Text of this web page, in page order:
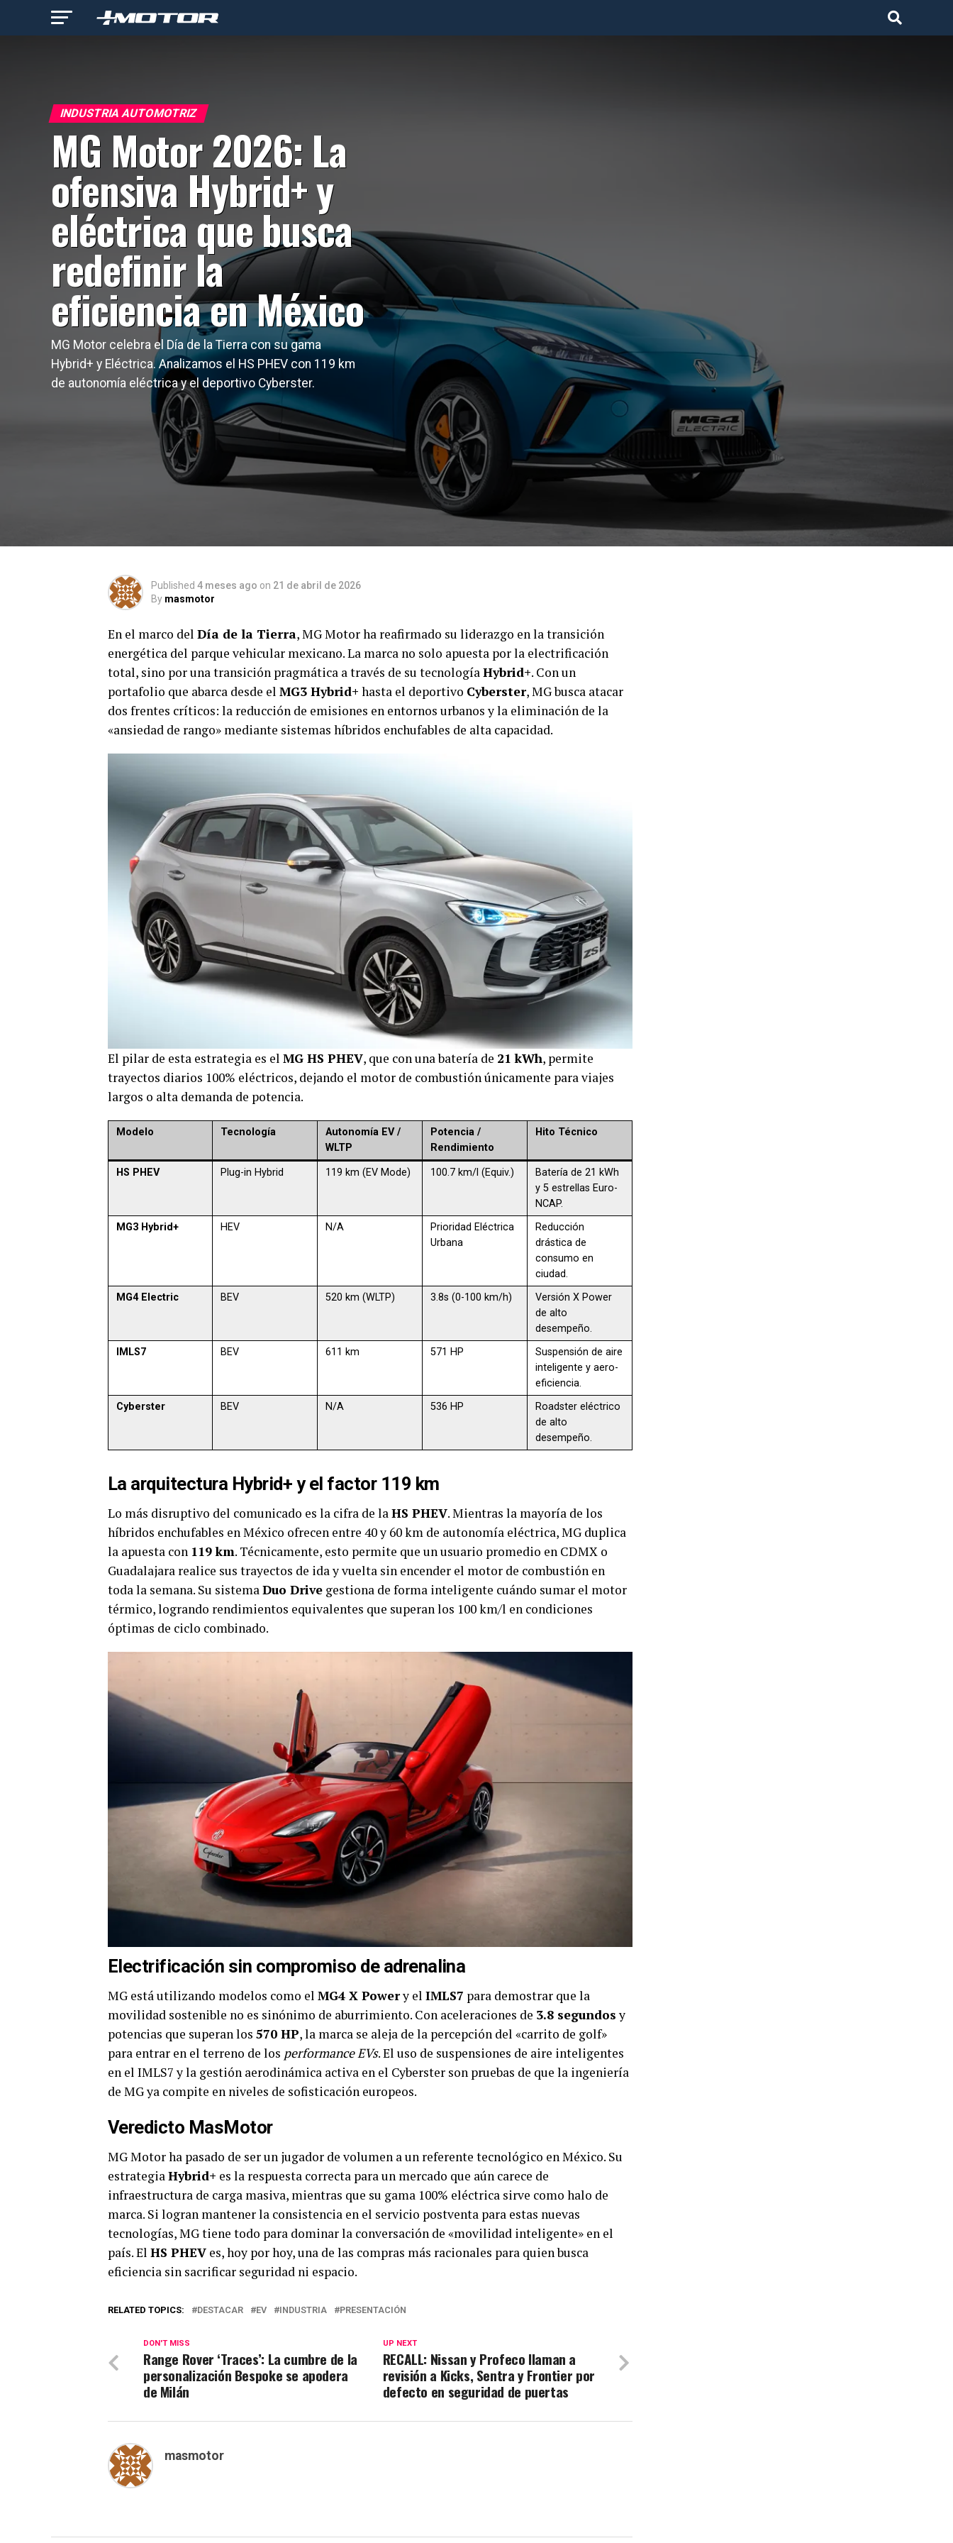
INDUSTRIA AUTOMOTRIZ
MG Motor 2026: La
ofensiva Hybrid+ y
eléctrica que busca
redefinir la
eficiencia en México
MG Motor celebra el Día de la Tierra con su gama
Hybrid+ y Eléctrica. Analizamos el HS PHEV con 119 km
de autonomía eléctrica y el deportivo Cyberster.
Published 4 meses ago on 21 de abril de 2026
By masmotor
En el marco del Día de la Tierra, MG Motor ha reafirmado su liderazgo en la transición
energética del parque vehicular mexicano. La marca no solo apuesta por la electrificación
total, sino por una transición pragmática a través de su tecnologíaHybrid+. Con un
portafolio que abarca desde el MG3 Hybrid+ hasta el deportivo Cyberster, MG busca atacar
dos frentes críticos: la reducción de emisiones en entornos urbanos y la eliminación de la
«ansiedad de rango» mediante sistemas híbridos enchufables de alta capacidad.
El pilar de esta estrategia es el MG HS PHEV, que con una batería de 21 kWh, permite
trayectos diarios 100% eléctricos, dejando el motor de combustión únicamente para viajes
largos o alta demanda de potencia.
Modelo Tecnología
Autonomía EV /
WLTP
Potencia /
Rendimiento
Hito Técnico
HS PHEV Plug-in Hybrid 119 km (EV Mode) 100.7 km/l (Equiv.)
Batería de 21 kWh
y 5 estrellas Euro-
NCAP.
MG3 Hybrid+
HEV N/A
Prioridad Eléctrica
Urbana
Reducción
drástica de
consumo en
ciudad.
MG4 Electric
BEV 520 km (WLTP) 3.8s (0-100 km/h)
Versión X Power
de alto
desempeño.
IMLS7
BEV 611 km 571 HP
Suspensión de aire
inteligente y aero-
eficiencia.
Cyberster
BEV N/A 536 HP
Roadster eléctrico
de alto
desempeño.
La arquitectura Hybrid+ y el factor 119 km
Lo más disruptivo del comunicado es la cifra de laHS PHEV. Mientras la mayoría de los
híbridos enchufables en México ofrecen entre 40 y 60 km de autonomía eléctrica, MG duplica
la apuesta con 119 km. Técnicamente, esto permite que un usuario promedio en CDMX o
Guadalajara realice sus trayectos de ida y vuelta sin encender el motor de combustión en
toda la semana. Su sistemaDuo Drive gestiona de forma inteligente cuándo sumar el motor
térmico, logrando rendimientos equivalentes que superan los 100 km/l en condiciones
óptimas de ciclo combinado.
Electrificación sin compromiso de adrenalina
MG está utilizando modelos como el MG4 X Powery el IMLS7 para demostrar que la
movilidad sostenible no es sinónimo de aburrimiento. Con aceleraciones de 3.8 segundosy
potencias que superan los 570 HP, la marca se aleja de la percepción del «carrito de golf»
para entrar en el terreno de los performance EVs. El uso de suspensiones de aire inteligentes
en el IMLS7 y la gestión aerodinámica activa en el Cyberster son pruebas de que la ingeniería
de MG ya compite en niveles de sofisticación europeos.
Veredicto MasMotor
MG Motor ha pasado de ser un jugador de volumen a un referente tecnológico en México. Su
estrategiaHybrid+ es la respuesta correcta para un mercado que aún carece de
infraestructura de carga masiva, mientras que su gama 100% eléctrica sirve como halo de
marca. Si logran mantener la consistencia en el servicio postventa para estas nuevas
tecnologías, MG tiene todo para dominar la conversación de «movilidad inteligente» en el
país. El HS PHEV es, hoy por hoy, una de las compras más racionales para quien busca
eficiencia sin sacrificar seguridad ni espacio.
RELATED TOPICS: DESTACAR EV INDUSTRIA PRESENTACIÓN
UP NEXT
RECALL: Nissan y Profeco llaman a
revisión a Kicks, Sentra y Frontier por
defecto en seguridad de puertas
DON'T MISS
Range Rover ‘Traces’: La cumbre de la
personalización Bespoke se apodera
de Milán
masmotor